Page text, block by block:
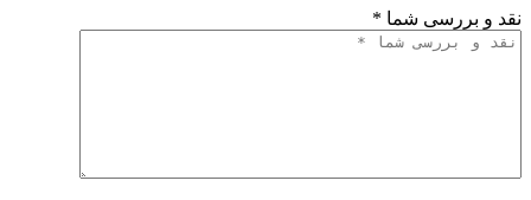
نقد و بررسی شما *